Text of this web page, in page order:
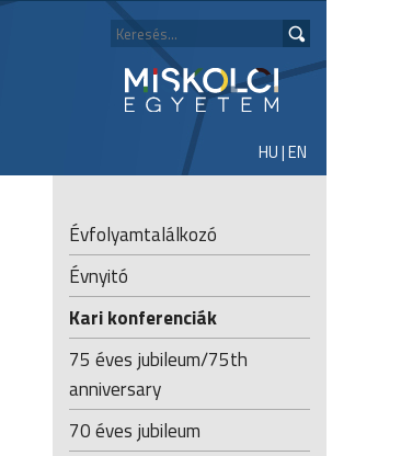
HU|EN
Évfolyamtalálkozó
Évnyitó
Kari konferenciák
75 éves jubileum/75th
anniversary
70 éves jubileum